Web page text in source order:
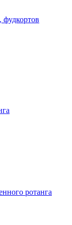
фудкортов
ротанга